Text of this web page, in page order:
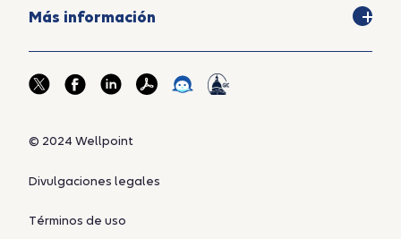
Más información
© 2024 Wellpoint
Divulgaciones legales
Términos de uso